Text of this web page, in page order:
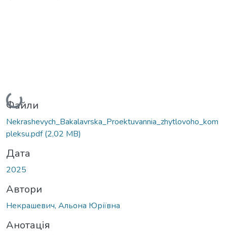
Вантажиться...
Файли
Nekrashevych_Bakalavrska_Proektuvannia_zhytlovoho_kom
pleksu.pdf(2,02 MB)
Дата
2025
Автори
Некрашевич, Альона Юріївна
Анотація